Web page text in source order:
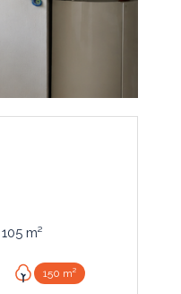
Maison 5 pièce(s) 3 chambre(s) 105 m²
150 m²